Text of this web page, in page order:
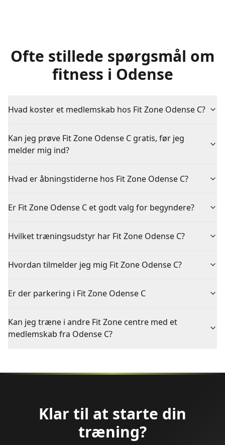
Ofte stillede spørgsmål om
fitness i Odense
Hvad koster et medlemskab hos Fit Zone Odense C?
Kan jeg prøve Fit Zone Odense C gratis, før jeg
melder mig ind?
Hvad er åbningstiderne hos Fit Zone Odense C?
Er Fit Zone Odense C et godt valg for begyndere?
Hvilket træningsudstyr har Fit Zone Odense C?
Hvordan tilmelder jeg mig Fit Zone Odense C?
Er der parkering i Fit Zone Odense C
Kan jeg træne i andre Fit Zone centre med et
medlemskab fra Odense C?
Klar til at starte din
træning?